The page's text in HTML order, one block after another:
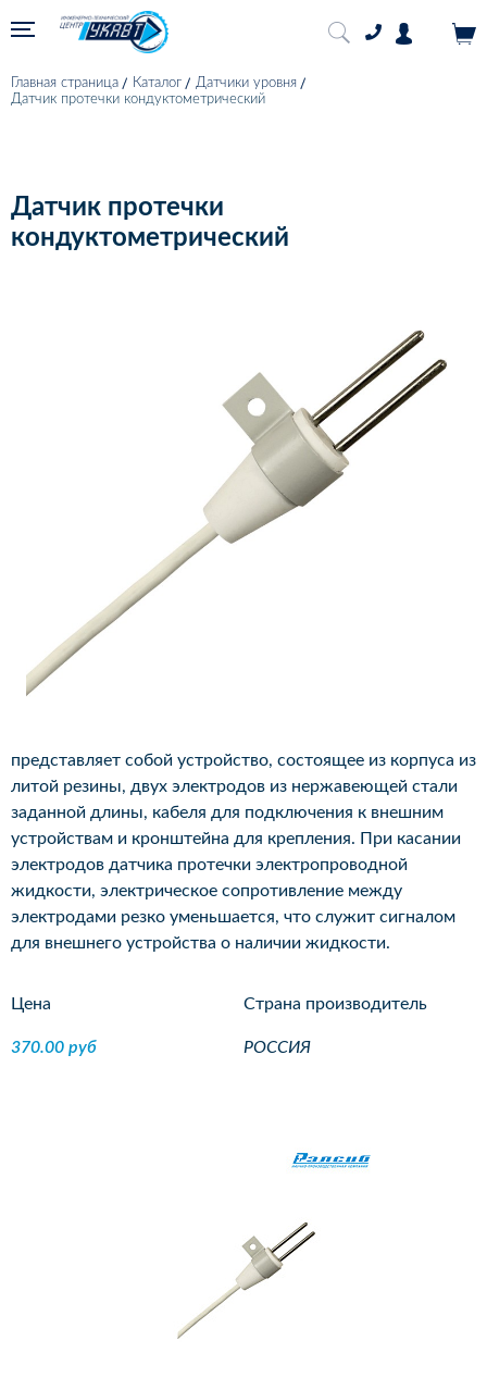
Главная страница Каталог
Датчики уровня
Датчик протечки кондуктометрический
Датчик протечки
кондуктометрический
представляет собой устройство, состоящее из корпуса из
литой резины, двух электродов из нержавеющей стали
заданной длины, кабеля для подключения к внешним
устройствам и кронштейна для крепления. При касании
электродов датчика протечки электропроводной
жидкости, электрическое сопротивление между
электродами резко уменьшается, что служит сигналом
для внешнего устройства о наличии жидкости.
Цена
370.00 руб
Страна производитель
РОССИЯ